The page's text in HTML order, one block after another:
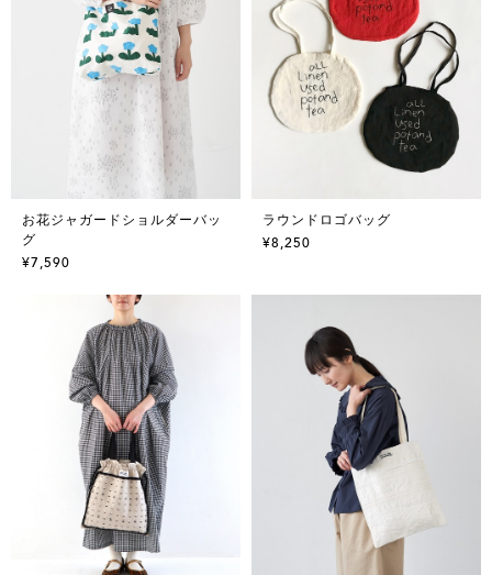
お花ジャガードショルダーバッ
グ
¥7,590
ラウンドロゴバッグ
¥8,250